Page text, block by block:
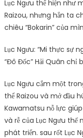
Lục Ngưu thể hiện như
Raizou, nhưng hắn ta
chiêu “Bokarin” của
Lục Ngưu: “Mi thực sự
“Đô Đốc” Hải Quân chỉ
Lục Ngưu cắm một
thể Raizou và mở đầu
Kawamatsu nỗ lực
và rễ của Lục Ngưu
phát triển. sau rốt Lục